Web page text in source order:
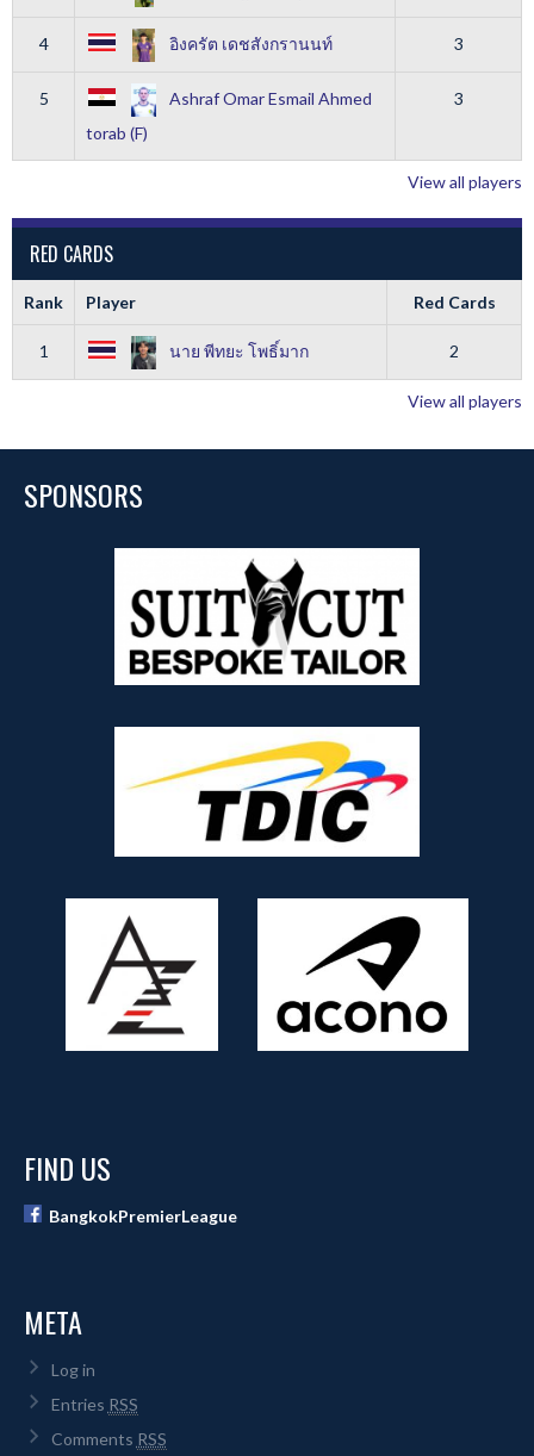
4 อิงครัต เดชสังกรานนท์ 3
5
Ashraf Omar Esmail Ahmed
torab (F)
3
View all players
RED CARDS
Rank Player Red Cards
1 นาย พีทยะ โพธิ์มาก 2
View all players
SPONSORS
FIND US
BangkokPremierLeague
META
Log in
Entries RSS
Comments RSS